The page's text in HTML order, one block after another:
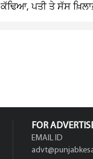
ਕੱਢਿਆ, ਪਤੀ ਤੇ ਸੱਸ
FOR
EMAIL ID